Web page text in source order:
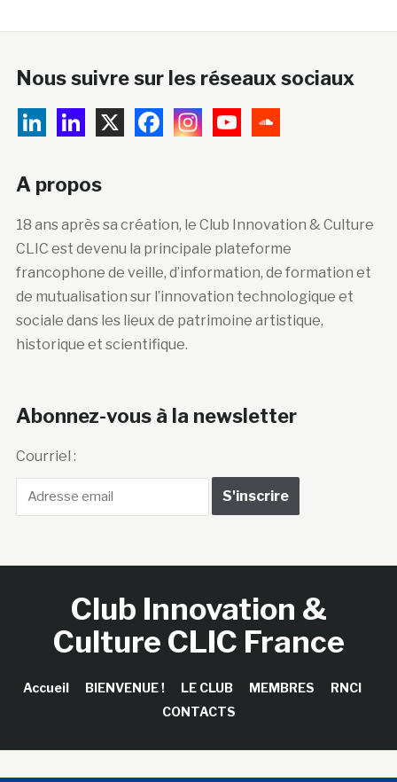
Nous suivre sur les réseaux sociaux
A propos
18 ans après sa création, le Club Innovation & Culture
CLIC est devenu la principale plateforme
francophone de veille, d’information, de formation et
de mutualisation sur l’innovation technologique et
sociale dans les lieux de patrimoine artistique,
historique et scientifique.
Abonnez-vous à la newsletter
Courriel :
Club Innovation &
Culture CLIC France
Accueil BIENVENUE ! LE CLUB MEMBRES
RNCI
CONTACTS